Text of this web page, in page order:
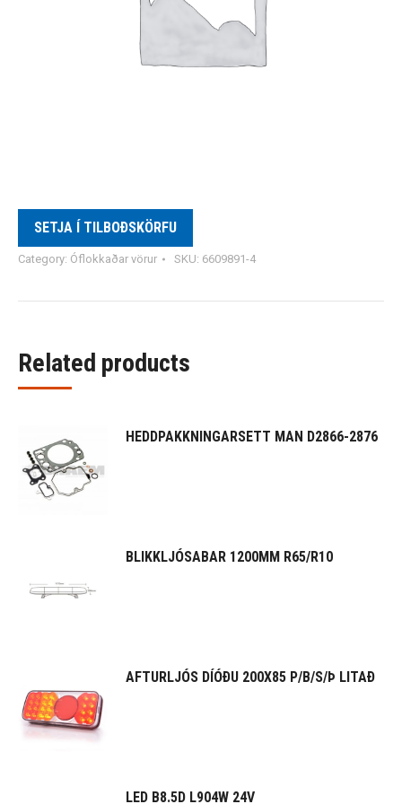
SETJA Í TILBOÐSKÖRFU
Category: Óflokkaðar vörur SKU: 6609891-4
Related products
HEDDPAKKNINGARSETT MAN D2866-2876
BLIKKLJÓSABAR 1200MM R65/R10
AFTURLJÓS DÍÓÐU 200X85 P/B/S/Þ LITAÐ
LED B8.5D L904W 24V